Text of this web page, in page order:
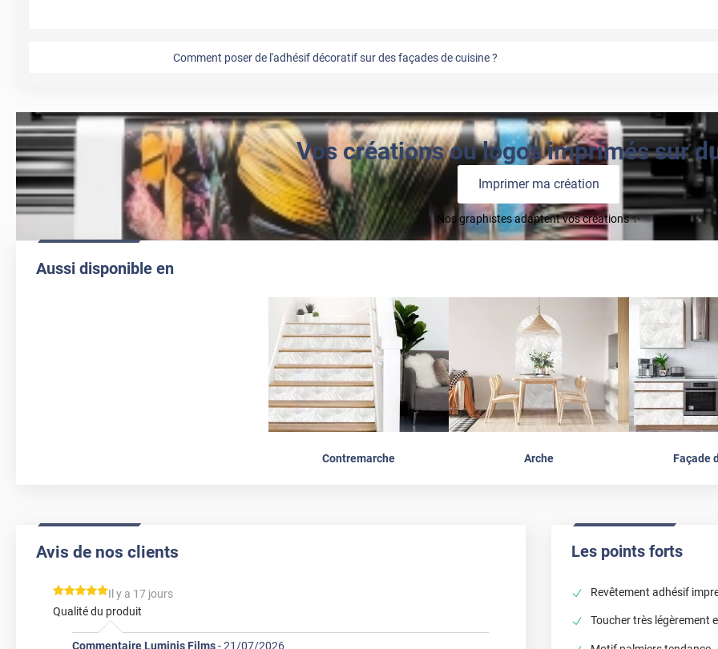
Comment poser de l'adhésif décoratif sur des façades de cuisine ?
Vos créations ou logos imprimés sur
Imprimer ma création
Nos graphistes adaptent vos créations ✨
Aussi disponible en
Contremarche Arche Façade
Avis de nos clients
*****
Il y a 17 jours
Qualité du produit
Commentaire Luminis Films-21/07/2026
Les points forts
Revêtement adhésif
Toucher très légèrement